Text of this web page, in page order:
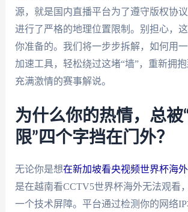
源，就是国内直播平台为了遵守版权协
进行了严格的地理位置限制。别担心，
你准备的。我们将一步步拆解，如何用
加速工具，轻松绕过这堵“墙”，重新拥抱
充满激情的赛事解说。
为什么你的热情，总被
限”四个字挡在门外？
无论你是想在新加坡看央视频世界杯海
是在越南看CCTV5世界杯海外无法观看
一个技术屏障。平台通过检测你的网络